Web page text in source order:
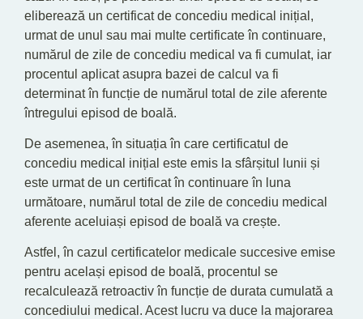
eliberează un certificat de concediu medical inițial,
urmat de unul sau mai multe certificate în continuare,
numărul de zile de concediu medical va fi cumulat, iar
procentul aplicat asupra bazei de calcul va fi
determinat în funcție de numărul total de zile aferente
întregului episod de boală.
De asemenea, în situația în care certificatul de
concediu medical inițial este emis la sfârșitul lunii și
este urmat de un certificat în continuare în luna
următoare, numărul total de zile de concediu medical
aferente aceluiași episod de boală va crește.
Astfel, în cazul certificatelor medicale succesive emise
pentru același episod de boală, procentul se
recalculează retroactiv în funcție de durata cumulată a
concediului medical. Acest lucru va duce la majorarea